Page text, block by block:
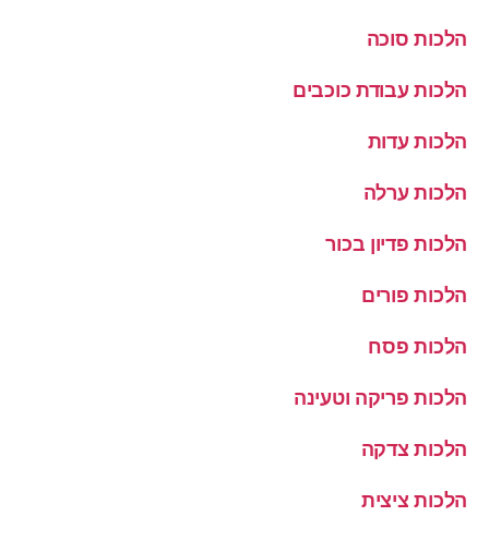
הלכות סוכה
הלכות עבודת כוכבים
הלכות עדות
הלכות ערלה
הלכות פדיון בכור
הלכות פורים
הלכות פסח
הלכות פריקה וטעינה
הלכות צדקה
הלכות ציצית